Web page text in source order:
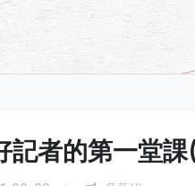
記者的第一堂